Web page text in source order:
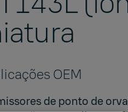
OEM
de ponto de